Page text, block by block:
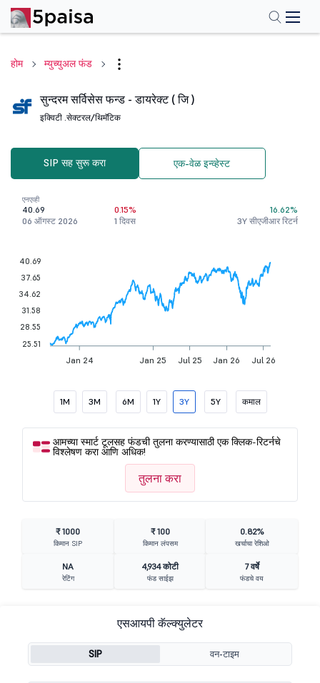
होम म्युच्युअल फंड
सुन्दरम सर्विसेस फन्ड - डायरेक्ट ( जि )
इक्विटी .सेक्टरल/थिमॅटिक
SIP सह सुरू करा एक-वेळ इन्व्हेस्ट
एनएव्ही
40.69
06 ऑगस्ट 2026
0.15%
1 दिवस
16.62%
3Y सीएजीआर रिटर्न
Jan 24 Jan 25 Jul 25 Jan 26 Jul 26
40.69
37.65
34.62
31.58
28.55
25.51
1M 3M 6M 1Y 3Y 5Y कमाल
आमच्या स्मार्ट टूलसह फंडची तुलना करण्यासाठी एक क्लिक-रिटर्नचे
विश्लेषण करा आणि अधिक!
तुलना करा
₹ 1000
किमान SIP
₹ 100
किमान लंपसम
0.82%
खर्चाचा रेशिओ
NA
रेटिंग
4,934 कोटी
फंड साईझ
7 वर्षे
फंडचे वय
एसआयपी कॅल्क्युलेटर
SIP वन-टाइम